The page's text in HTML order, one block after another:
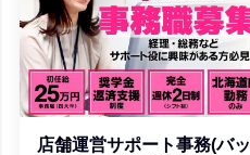
店舗運営サポート事務(バッ